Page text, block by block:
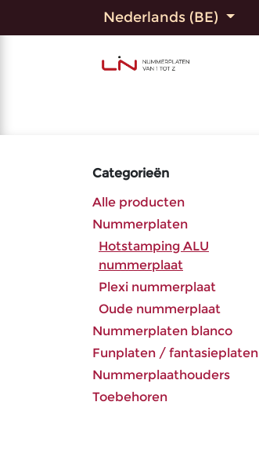
Overslaan naar inhoud
Nederlands (BE)
Categorieën
Alle producten
Nummerplaten
Hotstamping ALU
nummerplaat
Plexi nummerplaat
Oude nummerplaat
Nummerplaten blanco
Funplaten / fantasieplaten
Nummerplaathouders
Toebehoren